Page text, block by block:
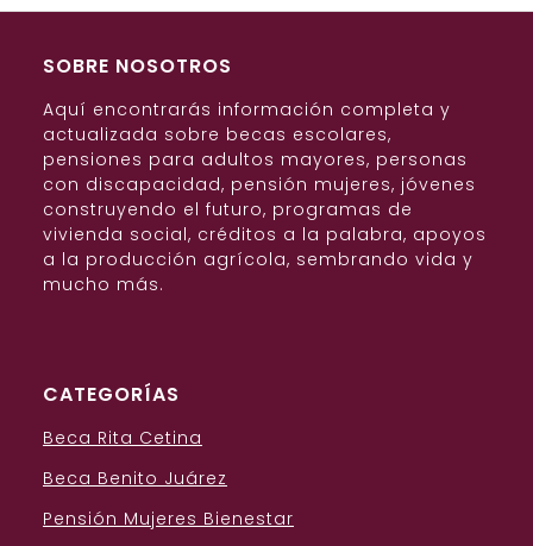
SOBRE NOSOTROS
Aquí encontrarás información completa y
actualizada sobre becas escolares,
pensiones para adultos mayores, personas
con discapacidad, pensión mujeres, jóvenes
construyendo el futuro, programas de
vivienda social, créditos a la palabra, apoyos
a la producción agrícola, sembrando vida y
mucho más.
CATEGORÍAS
Beca Rita Cetina
Beca Benito Juárez
Pensión Mujeres Bienestar